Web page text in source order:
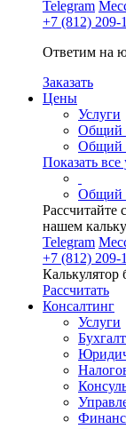
Telegram
+7 (812) 209-
Ответим на
Заказать
Цены
Услуги
Общий
Общий
Показать все
Общий
Рассчитайте
нашем
Telegram
+7 (812) 209-
Калькулятор
Рассчитать
Консалтинг
Услуги